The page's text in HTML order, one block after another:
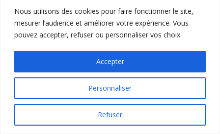
Nous utilisons des cookies pour faire fonctionner le site,
mesurer l’audience et améliorer votre expérience. Vous
pouvez accepter, refuser ou personnaliser vos choix.
Personnaliser
Refuser
Accepter
Laisser un commentaire
Vous devezvous connecterpour publier un